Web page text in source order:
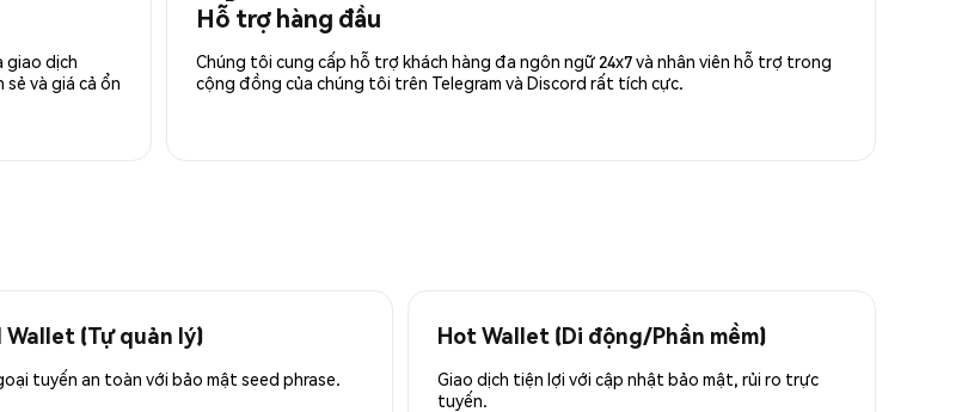
giao dịch
và giá cả ổn
Hỗ trợ hàng đầu
Chúng tôi cung cấp hỗ trợ khách hàng đa ngôn ngữ 24x7 và nhân viên hỗ trợ trong
cộng đồng của chúng tôi trên Telegram và Discord rất tích cực.
Wallet (Tự quản lý)
tuyến an toàn với bảo mật seed phrase.
Hot Wallet (Di động/Phần mềm)
Giao dịch tiện lợi với cập nhật bảo mật, rủi ro trực
tuyến.